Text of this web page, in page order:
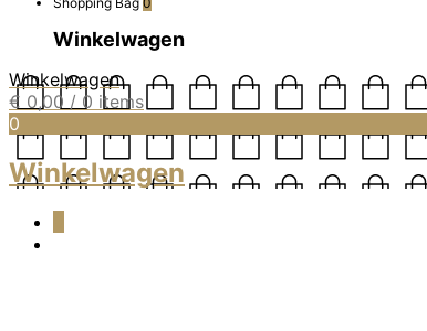
Winkelwagen
Winkelwagen
€ 0,00 / 0 items
0
Winkelwagen